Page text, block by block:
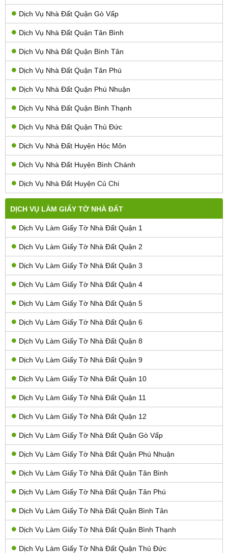
Dịch Vụ Nhà Đất Quận Gò Vấp
Dịch Vụ Nhà Đất Quận Tân Bình
Dịch Vụ Nhà Đất Quận Bình Tân
Dịch Vụ Nhà Đất Quận Tân Phú
Dịch Vụ Nhà Đất Quận Phú Nhuận
Dịch Vụ Nhà Đất Quận Bình Thạnh
Dịch Vụ Nhà Đất Quận Thủ Đức
Dịch Vụ Nhà Đất Huyện Hóc Môn
Dịch Vụ Nhà Đất Huyện Bình Chánh
Dịch Vụ Nhà Đất Huyện Củ Chi
DỊCH VỤ LÀM GIẤY TỜ NHÀ ĐẤT
Dịch Vụ Làm Giấy Tờ Nhà Đất Quận 1
Dịch Vụ Làm Giấy Tờ Nhà Đất Quận 2
Dịch Vụ Làm Giấy Tờ Nhà Đất Quận 3
Dịch Vụ Làm Giấy Tờ Nhà Đất Quận 4
Dịch Vụ Làm Giấy Tờ Nhà Đất Quận 5
Dịch Vụ Làm Giấy Tờ Nhà Đất Quận 6
Dịch Vụ Làm Giấy Tờ Nhà Đất Quận 8
Dịch Vụ Làm Giấy Tờ Nhà Đất Quận 9
Dịch Vụ Làm Giấy Tờ Nhà Đất Quận 10
Dịch Vụ Làm Giấy Tờ Nhà Đất Quận 11
Dịch Vụ Làm Giấy Tờ Nhà Đất Quận 12
Dịch Vụ Làm Giấy Tờ Nhà Đất Quận Gò Vấp
Dịch Vụ Làm Giấy Tờ Nhà Đất Quận Phú Nhuận
Dịch Vụ Làm Giấy Tờ Nhà Đất Quận Tân Bình
Dịch Vụ Làm Giấy Tờ Nhà Đất Quận Tân Phú
Dịch Vụ Làm Giấy Tờ Nhà Đất Quận Bình Tân
Dịch Vụ Làm Giấy Tờ Nhà Đất Quận Bình Thạnh
Dịch Vụ Làm Giấy Tờ Nhà Đất Quận Thủ Đức